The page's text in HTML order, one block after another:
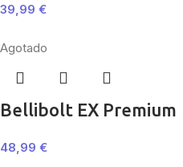
39,99 €
Agotado
Bellibolt EX Premium
48,99 €